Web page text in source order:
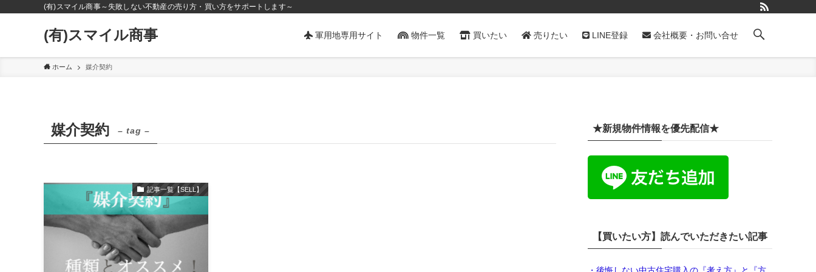
(有)スマイル商事～失敗しない不動産の売り方・買い方をサポートします～
(有)スマイル商事 軍用地専用サイト 物件一覧 買いたい 売りたい LINE登録 会社概要・お問い合せ
ホーム 媒介契約
媒介契約 – tag –
記事一覧【SELL】
★新規物件情報を優先配信★
【買いたい方】読んでいただきたい記事